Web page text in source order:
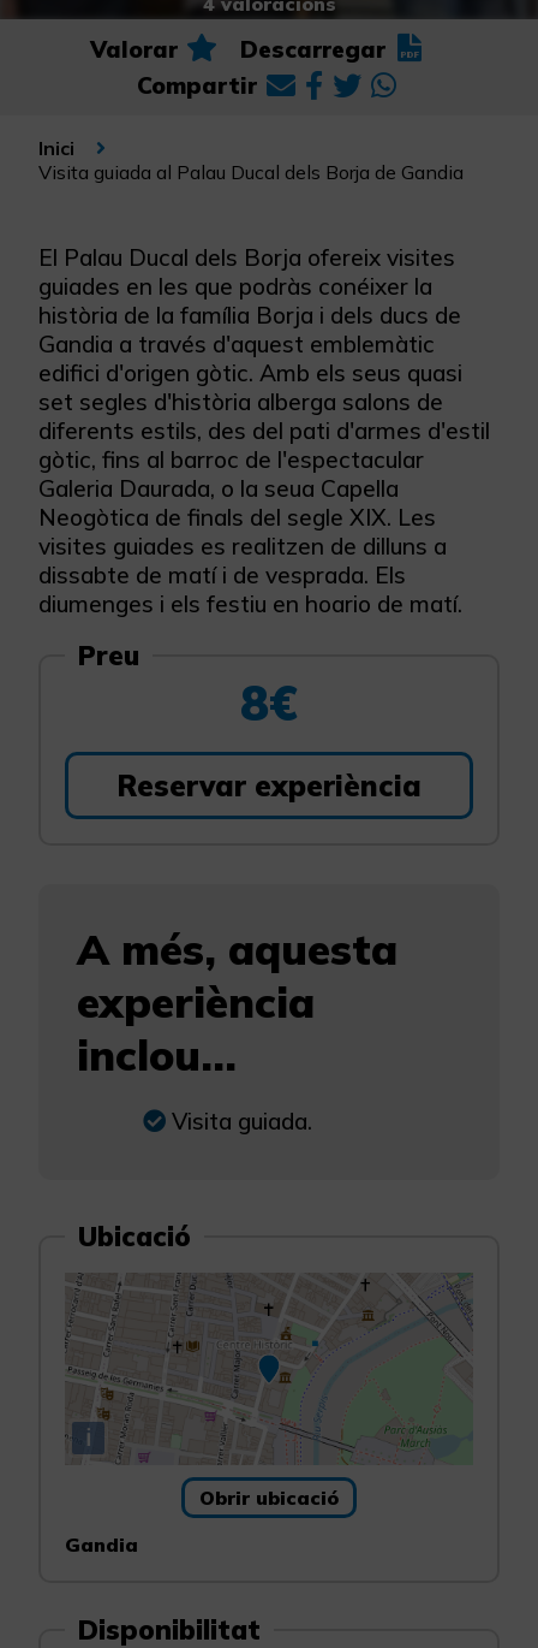
Valorar
Descarregar
Compartir
Inici
Visita guiada al Palau Ducal dels Borja de Gandia
El Palau Ducal dels Borja ofereix visites
guiades en les que podràs conéixer la
història de la família Borja i dels ducs de
Gandia a través d'aquest emblemàtic
edifici d'origen gòtic. Amb els seus quasi
set segles d'història alberga salons de
diferents estils, des del pati d'armes d'estil
gòtic, fins al barroc de l'espectacular
Galeria Daurada, o la seua Capella
Neogòtica de finals del segle XIX. Les
visites guiades es realitzen de dilluns a
dissabte de matí i de vesprada. Els
diumenges i els festiu en hoario de matí.
Preu
8€
Reservar experiència
A més, aquesta
experiència
inclou...
Visita guiada.
Ubicació
i
Obrir ubicació
Gandia
Disponibilitat